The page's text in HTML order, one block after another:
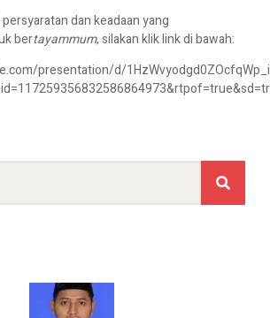
dan keadaan yang
bertayammum, silakan klik link di bawah:
presentation/d/